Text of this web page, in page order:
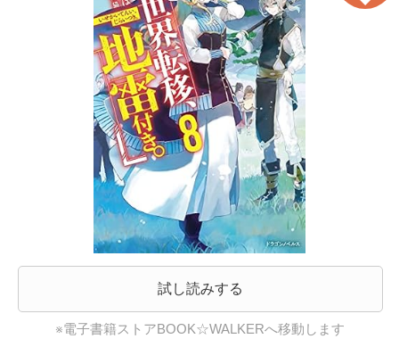
試し読みする
※電子書籍ストアBOOK☆WALKERへ移動します